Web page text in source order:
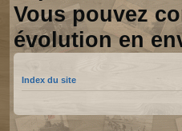
Vous pouvez
évolution en
Index du site